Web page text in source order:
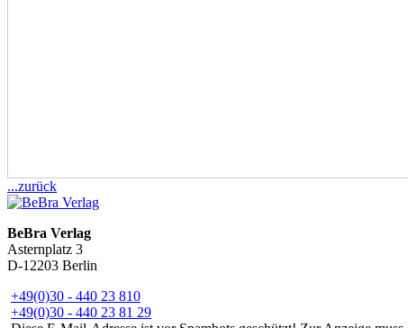
...zurück
BeBra Verlag
Asternplatz 3
D-12203 Berlin
+49(0)30 - 440 23 810
+49(0)30 - 440 23 81 29